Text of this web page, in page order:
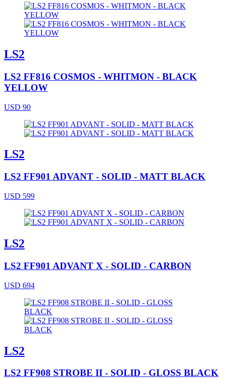
LS2
LS2 FF816 COSMOS - WHITMON - BLACK
YELLOW
USD 90
LS2
LS2 FF901 ADVANT - SOLID - MATT BLACK
USD 599
LS2
LS2 FF901 ADVANT X - SOLID - CARBON
USD 694
LS2
LS2 FF908 STROBE II - SOLID - GLOSS BLACK